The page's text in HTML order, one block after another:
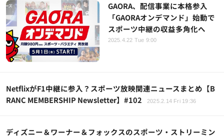
GAORA、配信事業に本格参入
「GAORAオンデマンド」始動で
スポーツ中継の収益多角化へ
2025.4.22 Tue 9:00
NetflixがF1中継に参入？スポーツ放映関連ニュースまとめ【B
RANC MEMBERSHIP Newsletter】#102
2025.2.14 Fri 19:36
ディズニー＆ワーナー＆フォックスのスポーツ・ストリーミン